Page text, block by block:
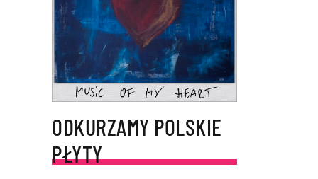
ODKURZAMY POLSKIE
PŁYTY